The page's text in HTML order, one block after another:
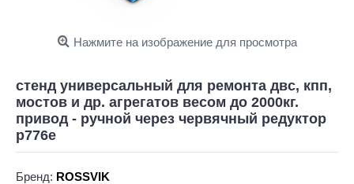
Нажмите на изображение для просмотра
стенд универсальный для ремонта двс, кпп,
мостов и др. агрегатов весом до 2000кг.
привод - ручной через червячный редуктор
р776е
Бренд: ROSSVIK